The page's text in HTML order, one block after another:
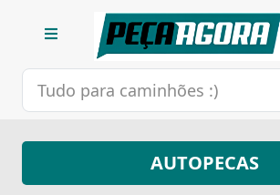
AUTOPECAS